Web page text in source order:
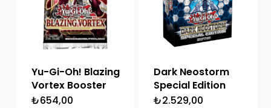
Yu-Gi-Oh! Blazing
Vortex Booster
₺654,00
Dark Neostorm
Special Edition
₺2.529,00